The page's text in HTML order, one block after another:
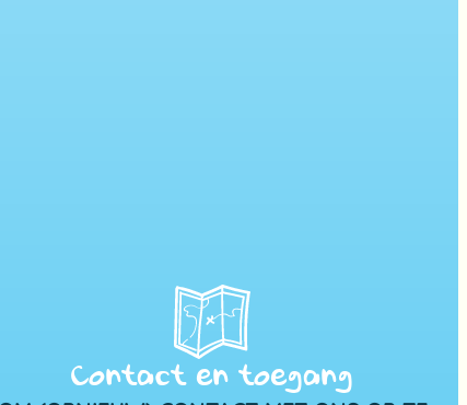
Contact en toegang